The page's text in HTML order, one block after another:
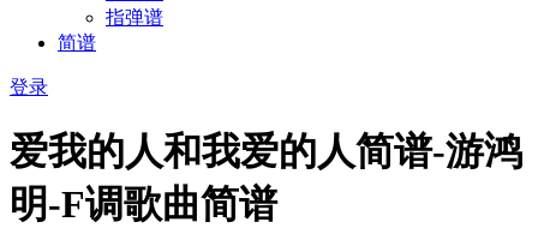
指弹谱
简谱
登录
爱我的人和我爱的人简谱-游鸿
明-F调歌曲简谱